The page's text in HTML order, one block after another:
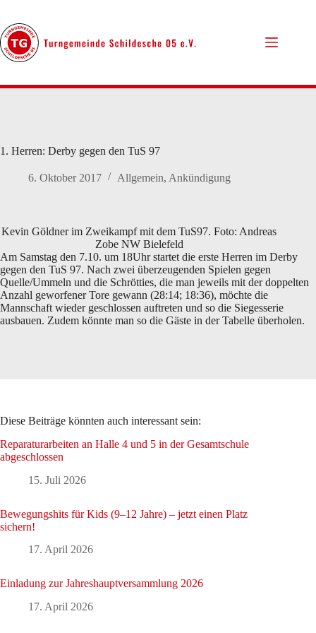
springen
1. Herren: Derby gegen den TuS 97
6. Oktober 2017 Allgemein, Ankündigung
Kevin Göldner im Zweikampf mit dem TuS97. Foto: Andreas
Zobe NW Bielefeld
Am Samstag den 7.10. um 18Uhr startet die erste Herren im Derby
gegen den TuS 97. Nach zwei überzeugenden Spielen gegen
Quelle/Ummeln und die Schrötties, die man jeweils mit der doppelten
Anzahl geworfener Tore gewann (28:14; 18:36), möchte die
Mannschaft wieder geschlossen auftreten und so die Siegesserie
ausbauen. Zudem könnte man so die Gäste in der Tabelle überholen.
Diese Beiträge könnten auch interessant sein:
Reparaturarbeiten an Halle 4 und 5 in der Gesamtschule
abgeschlossen
15. Juli 2026
Bewegungshits für Kids (9–12 Jahre) – jetzt einen Platz
sichern!
17. April 2026
Einladung zur Jahreshauptversammlung 2026
17. April 2026